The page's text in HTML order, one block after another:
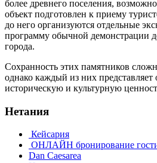
более древнего поселения,
объект подготовлен к приему
до него организуются отдельные
программу обычной демонстрации
города.
Сохранность этих памятников
однако каждый из них
историческую и культурную
Нетания
Кейсария
ОНЛАЙН бронирование
Dan Caesarea